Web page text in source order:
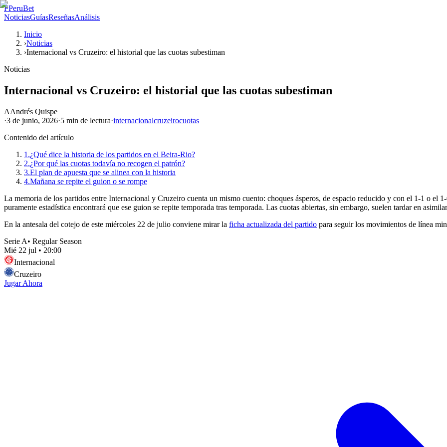
PPeruBet
NoticiasGuíasReseñasAnálisis
Inicio
›Noticias
›Internacional vs Cruzeiro: el historial que las cuotas subestiman
Noticias
Internacional vs Cruzeiro: el historial que las cuotas subestiman
AAndrés Quispe
·3 de junio, 2026·5 min de lectura·internacionalcruzeirocuotas
Contenido del artículo
1.¿Qué dice la historia de los partidos en el Beira-Rio?
2.¿Por qué las cuotas todavía no recogen el patrón?
3.El plan de apuesta que se alinea con la historia
4.Mañana se repite el guion o se rompe
La memoria de los partidos entre Internacional y Cruzeiro cuenta un mismo cuento: choques ásperos, de espacio reducido y con el 1-1 o el
puramente estadística encontrará que ese guion se repite temporada tras temporada. Las cuotas abiertas, sin embargo, suelen tardar en
En la antesala del cotejo de este miércoles 22 de julio conviene mirar la ficha actualizada del partido para seguir los movimientos de línea
Serie A• Regular Season
Mié 22 jul • 20:00
Internacional
Cruzeiro
Jugar Ahora